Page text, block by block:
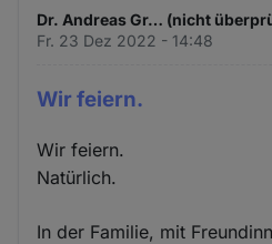
Dr. Andreas Gr… (nicht
Fr. 23 Dez 2022 - 14:48
Wir feiern.
Wir feiern.
Natürlich.
In der Familie, mit